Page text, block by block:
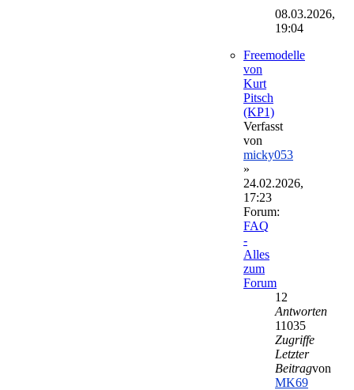
Beitrag
08.03.2026,
19:04
Freemodelle
von
Kurt
Pitsch
(KP1)
Verfasst
von
micky053
»
24.02.2026,
17:23
Forum:
FAQ
-
Alles
zum
Forum
12
Antworten
11035
Zugriffe
Letzter
Beitragvon
MK69